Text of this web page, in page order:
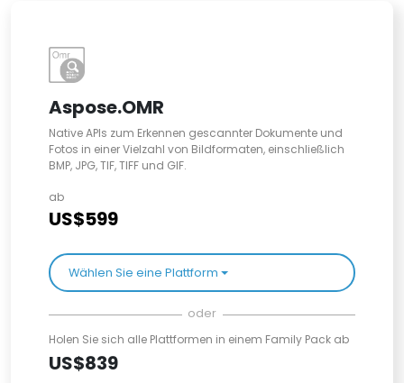
Aspose.OMR
Native APIs zum Erkennen gescannter Dokumente und
Fotos in einer Vielzahl von Bildformaten, einschließlich
BMP, JPG, TIF, TIFF und GIF.
ab
US$599
Wählen Sie eine Plattform
oder
Holen Sie sich alle Plattformen in einem Family Pack ab
US$839